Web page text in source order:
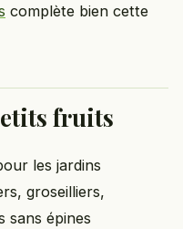
complète bien cette
fruits
les jardins
groseilliers,
sans épines